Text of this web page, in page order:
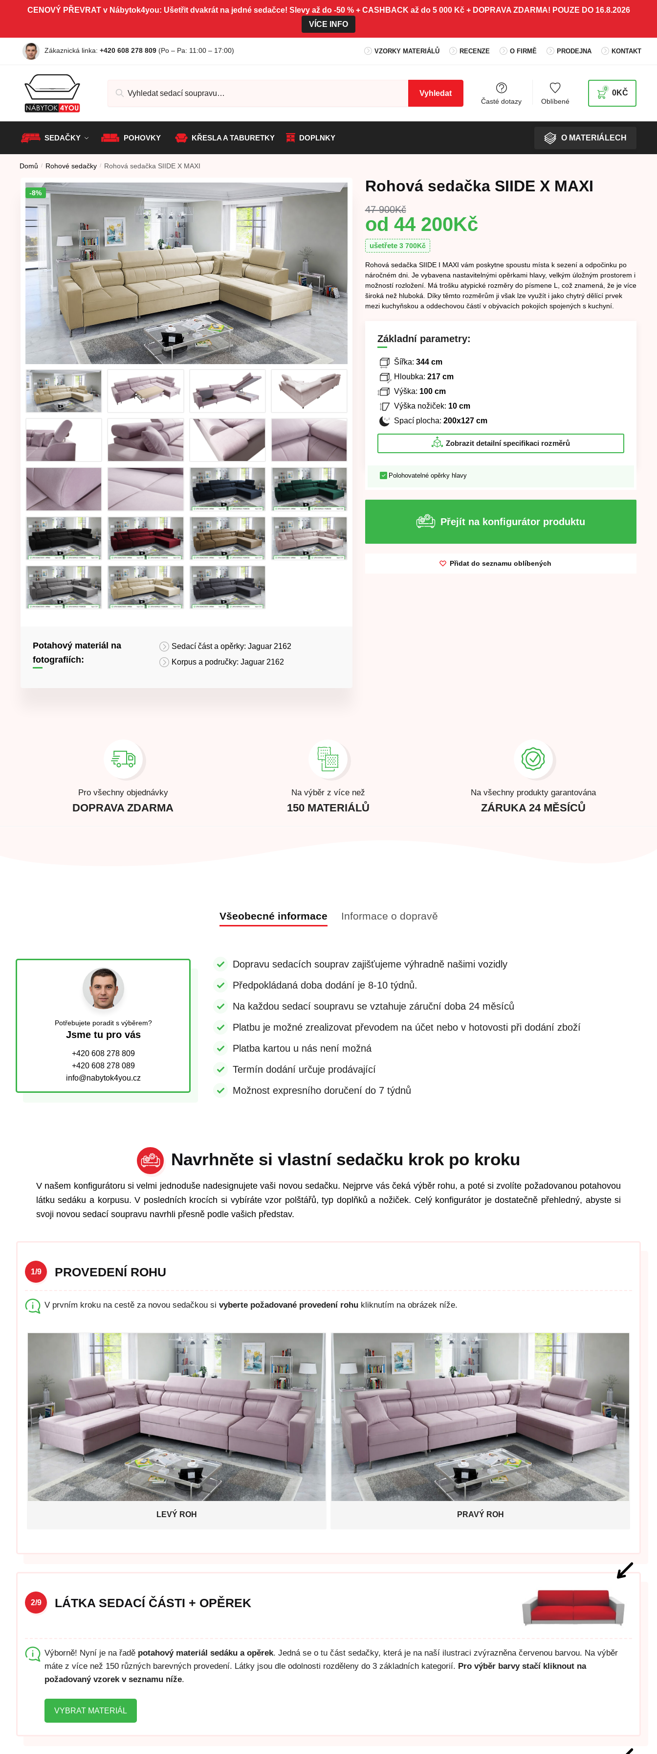
Skip to navigation
Skip to contentCENOVÝ PŘEVRAT v Nábytok4you: Ušetřit dvakrát na jedné sedačce! Slevy až do -50 % + CASHBACK až do 5 000 Kč + DOPRAVA ZDARMA! POUZE DO 16.8.2026
VÍCE INFO
Zákaznická linka: +420 608 278 809 (Po – Pa: 11:00 – 17:00) VZORKY MATERIÁLŮ RECENZE O FIRMĚ PRODEJNA KONTAKT
Vyhledat
Časté dotazy Oblíbené
0KČ
0
SEDAČKY POHOVKY KŘESLA A TABURETKY DOPLNKY O MATERIÁLECH
Domů / Rohové sedačky / Rohová sedačka SIIDE X MAXI
Potahový materiál na
fotografiích:
Sedací část a opěrky: Jaguar 2162
Korpus a područky: Jaguar 2162
-8% Rohová sedačka SIIDE X MAXI
47 900Kč
44 200Kč
ušetřete 3 700Kč
Rohová sedačka SIIDE I MAXI vám poskytne spoustu místa k sezení a odpočinku po
náročném dni. Je vybavena nastavitelnými opěrkami hlavy, velkým úložným prostorem i
možností rozložení. Má trošku atypické rozměry do písmene L, což znamená, že je více
široká než hluboká. Díky těmto rozměrům ji však lze využít i jako chytrý dělící prvek
mezi kuchyňskou a oddechovou částí v obývacích pokojích spojených s kuchyní.
Základní parametry:
Šířka: 344 cm
Hloubka: 217 cm
Výška: 100 cm
Výška nožiček: 10 cm
Spací plocha: 200x127 cm
Zobrazit detailní specifikaci rozměrů
Polohovatelné opěrky hlavy
Přejít na konfigurátor produktu
Přidat do seznamu oblíbených
Pro všechny objednávky
DOPRAVA ZDARMA
Na výběr z více než
150 MATERIÁLŮ
Na všechny produkty garantována
ZÁRUKA 24 MĚSÍCŮ
Všeobecné informace Informace o dopravě
Potřebujete poradit s výběrem?
Jsme tu pro vás
+420 608 278 809
+420 608 278 089
info@nabytok4you.cz
Dopravu sedacích souprav zajišťujeme výhradně našimi vozidly
Předpokládaná doba dodání je 8-10 týdnů.
Na každou sedací soupravu se vztahuje záruční doba 24 měsíců
Platbu je možné zrealizovat převodem na účet nebo v hotovosti při dodání zboží
Platba kartou u nás není možná
Termín dodání určuje prodávající
Možnost expresního doručení do 7 týdnů
Navrhněte si vlastní sedačku krok po kroku
V našem konfigurátoru si velmi jednoduše nadesignujete vaši novou sedačku. Nejprve vás čeká výběr rohu, a poté si zvolíte požadovanou potahovou
látku sedáku a korpusu. V posledních krocích si vybíráte vzor polštářů, typ doplňků a nožiček. Celý konfigurátor je dostatečně přehledný, abyste si
svoji novou sedací soupravu navrhli přesně podle vašich představ.
1/9 PROVEDENÍ ROHU
V prvním kroku na cestě za novou sedačkou si vyberte požadované provedení rohu kliknutím na obrázek níže.
LEVÝ ROH PRAVÝ ROH
2/9 LÁTKA SEDACÍ ČÁSTI + OPĚREK
Výborně! Nyní je na řadě potahový materiál sedáku a opěrek. Jedná se o tu část sedačky, která je na naší ilustraci zvýrazněna červenou barvou. Na výběr
máte z více než 150 různých barevných provedení. Látky jsou dle odolnosti rozděleny do 3 základních kategorií. Pro výběr barvy stačí kliknout na
požadovaný vzorek v seznamu níže.
VYBRAT MATERIÁL